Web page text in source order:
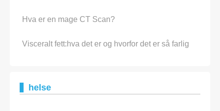
Hva er en mage CT Scan?
Visceralt fett:hva det er og hvorfor det er så farlig
helse